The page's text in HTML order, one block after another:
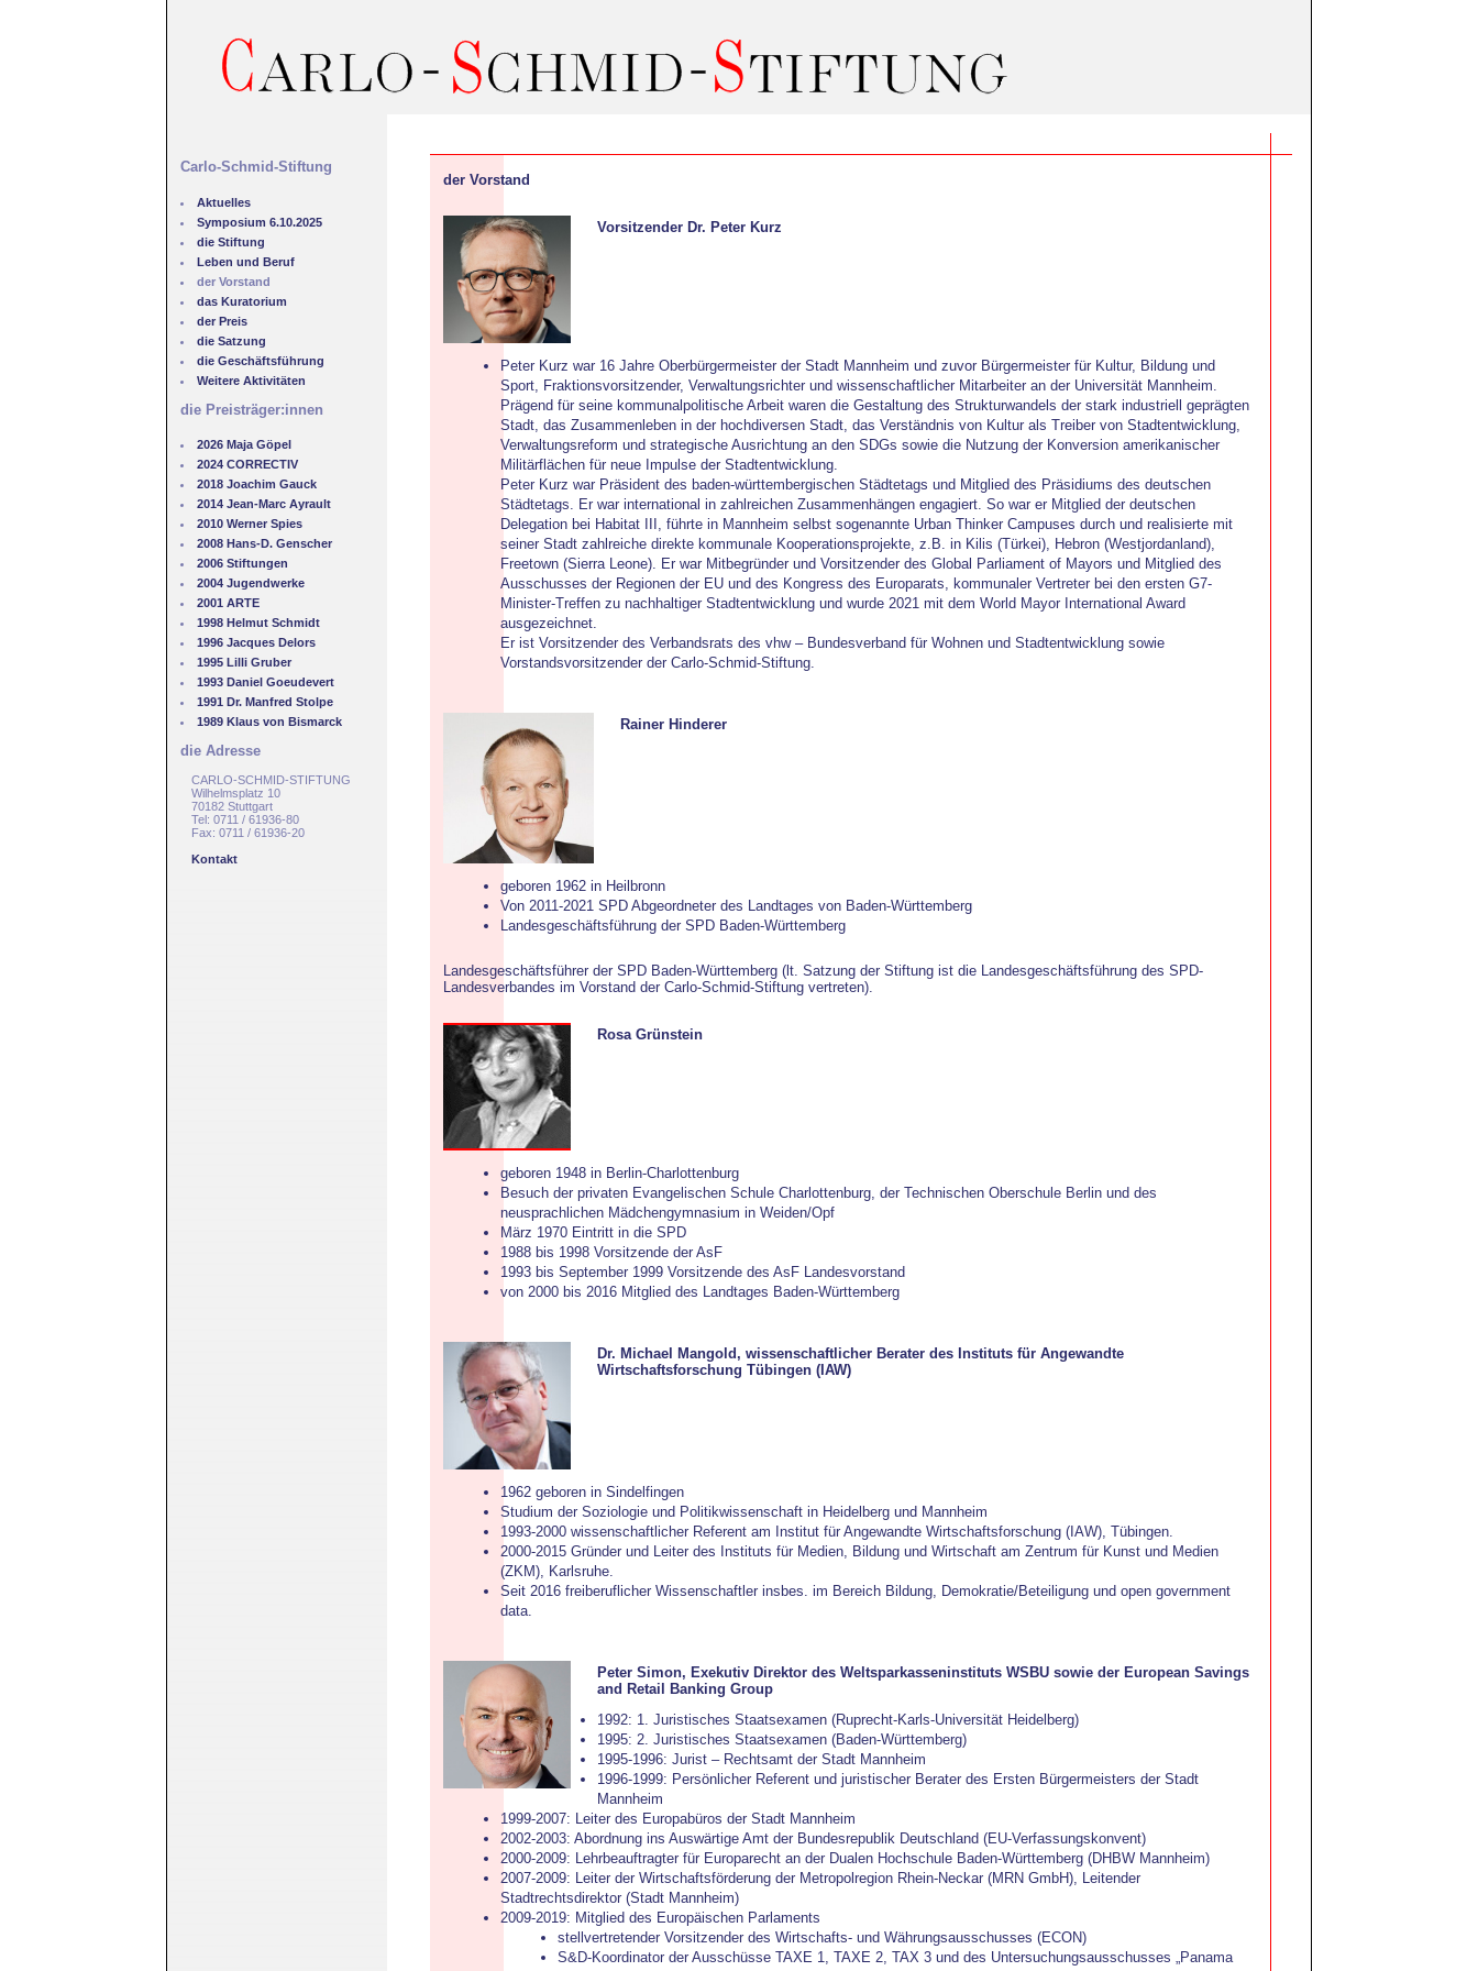
Carlo-Schmid-Stiftung
Aktuelles
Symposium 6.10.2025
die Stiftung
Leben und Beruf
der Vorstand
das Kuratorium
der Preis
die Satzung
die Geschäftsführung
Weitere Aktivitäten
die Preisträger:innen
2026 Maja Göpel
2024 CORRECTIV
2018 Joachim Gauck
2014 Jean-Marc Ayrault
2010 Werner Spies
2008 Hans-D. Genscher
2006 Stiftungen
2004 Jugendwerke
2001 ARTE
1998 Helmut Schmidt
1996 Jacques Delors
1995 Lilli Gruber
1993 Daniel Goeudevert
1991 Dr. Manfred Stolpe
1989 Klaus von Bismarck
die Adresse
CARLO-SCHMID-STIFTUNG
Wilhelmsplatz 10
70182 Stuttgart
Tel: 0711 / 61936-80
Fax: 0711 / 61936-20
Kontakt
der Vorstand
Vorsitzender Dr. Peter Kurz
Peter Kurz war 16 Jahre Oberbürgermeister der Stadt Mannheim und zuvor Bürgermeister für Kultur, Bildung und
Sport, Fraktionsvorsitzender, Verwaltungsrichter und wissenschaftlicher Mitarbeiter an der Universität Mannheim.
Prägend für seine kommunalpolitische Arbeit waren die Gestaltung des Strukturwandels der stark industriell geprägten
Stadt, das Zusammenleben in der hochdiversen Stadt, das Verständnis von Kultur als Treiber von Stadtentwicklung,
Verwaltungsreform und strategische Ausrichtung an den SDGs sowie die Nutzung der Konversion amerikanischer
Militärflächen für neue Impulse der Stadtentwicklung.
Peter Kurz war Präsident des baden-württembergischen Städtetags und Mitglied des Präsidiums des deutschen
Städtetags. Er war international in zahlreichen Zusammenhängen engagiert. So war er Mitglied der deutschen
Delegation bei Habitat III, führte in Mannheim selbst sogenannte Urban Thinker Campuses durch und realisierte mit
seiner Stadt zahlreiche direkte kommunale Kooperationsprojekte, z.B. in Kilis (Türkei), Hebron (Westjordanland),
Freetown (Sierra Leone). Er war Mitbegründer und Vorsitzender des Global Parliament of Mayors und Mitglied des
Ausschusses der Regionen der EU und des Kongress des Europarats, kommunaler Vertreter bei den ersten G7-
Minister-Treffen zu nachhaltiger Stadtentwicklung und wurde 2021 mit dem World Mayor International Award
ausgezeichnet.
Er ist Vorsitzender des Verbandsrats des vhw – Bundesverband für Wohnen und Stadtentwicklung sowie
Vorstandsvorsitzender der Carlo-Schmid-Stiftung.
Rainer Hinderer
geboren 1962 in Heilbronn
Von 2011-2021 SPD Abgeordneter des Landtages von Baden-Württemberg
Landesgeschäftsführung der SPD Baden-Württemberg
Landesgeschäftsführer der SPD Baden-Württemberg (lt. Satzung der Stiftung ist die Landesgeschäftsführung des SPD-
Landesverbandes im Vorstand der Carlo-Schmid-Stiftung vertreten).
Rosa Grünstein
geboren 1948 in Berlin-Charlottenburg
Besuch der privaten Evangelischen Schule Charlottenburg, der Technischen Oberschule Berlin und des
neusprachlichen Mädchengymnasium in Weiden/Opf
März 1970 Eintritt in die SPD
1988 bis 1998 Vorsitzende der AsF
1993 bis September 1999 Vorsitzende des AsF Landesvorstand
von 2000 bis 2016 Mitglied des Landtages Baden-Württemberg
Dr. Michael Mangold, wissenschaftlicher Berater des Instituts für Angewandte
Wirtschaftsforschung Tübingen (IAW)
1962 geboren in Sindelfingen
Studium der Soziologie und Politikwissenschaft in Heidelberg und Mannheim
1993-2000 wissenschaftlicher Referent am Institut für Angewandte Wirtschaftsforschung (IAW), Tübingen.
2000-2015 Gründer und Leiter des Instituts für Medien, Bildung und Wirtschaft am Zentrum für Kunst und Medien
(ZKM), Karlsruhe.
Seit 2016 freiberuflicher Wissenschaftler insbes. im Bereich Bildung, Demokratie/Beteiligung und open government
data.
Peter Simon, Exekutiv Direktor des Weltsparkasseninstituts WSBU sowie der European Savings
and Retail Banking Group
1992: 1. Juristisches Staatsexamen (Ruprecht-Karls-Universität Heidelberg)
1995: 2. Juristisches Staatsexamen (Baden-Württemberg)
1995-1996: Jurist – Rechtsamt der Stadt Mannheim
1996-1999: Persönlicher Referent und juristischer Berater des Ersten Bürgermeisters der Stadt
Mannheim
1999-2007: Leiter des Europabüros der Stadt Mannheim
2002-2003: Abordnung ins Auswärtige Amt der Bundesrepublik Deutschland (EU-Verfassungskonvent)
2000-2009: Lehrbeauftragter für Europarecht an der Dualen Hochschule Baden-Württemberg (DHBW Mannheim)
2007-2009: Leiter der Wirtschaftsförderung der Metropolregion Rhein-Neckar (MRN GmbH), Leitender
Stadtrechtsdirektor (Stadt Mannheim)
2009-2019: Mitglied des Europäischen Parlaments
stellvertretender Vorsitzender des Wirtschafts- und Währungsausschusses (ECON)
S&D-Koordinator der Ausschüsse TAXE 1, TAXE 2, TAX 3 und des Untersuchungsausschusses „Panama